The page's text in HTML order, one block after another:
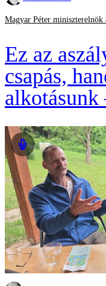
Magyar Péter miniszterelnök
Ez az
csapás,